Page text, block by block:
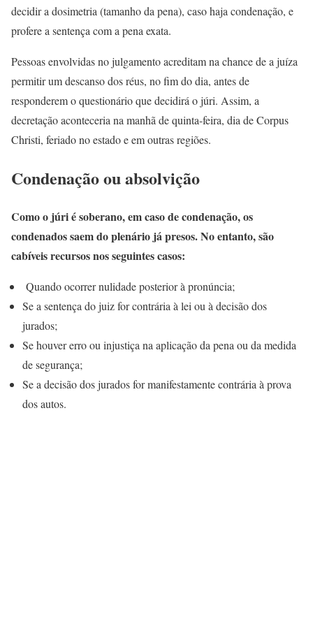
decidir a dosimetria (tamanho da pena), caso haja condenação, e
profere a sentença com a pena exata.
Pessoas envolvidas no julgamento acreditam na chance de a juíza
permitir um descanso dos réus, no fim do dia, antes de
responderem o questionário que decidirá o júri. Assim, a
decretação aconteceria na manhã de quinta-feira, dia de Corpus
Christi, feriado no estado e em outras regiões.
Condenação ou absolvição
Como o júri é soberano, em caso de condenação, os
condenados saem do plenário já presos. No entanto, são
cabíveis recursos nos seguintes casos:
Quando ocorrer nulidade posterior à pronúncia;
Se a sentença do juiz for contrária à lei ou à decisão dos
jurados;
Se houver erro ou injustiça na aplicação da pena ou da medida
de segurança;
Se a decisão dos jurados for manifestamente contrária à prova
dos autos.